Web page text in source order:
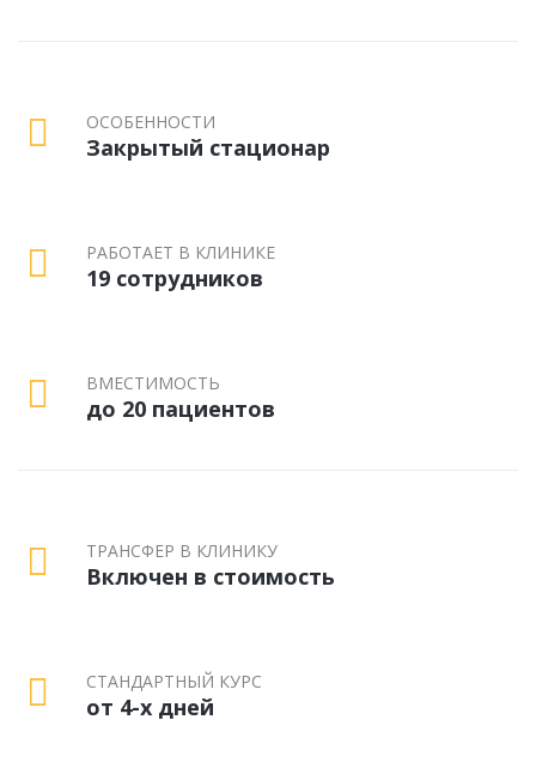
ОСОБЕННОСТИ
Закрытый стационар
РАБОТАЕТ В КЛИНИКЕ
19 сотрудников
ВМЕСТИМОСТЬ
до 20 пациентов
ТРАНСФЕР В КЛИНИКУ
Включен в стоимость
СТАНДАРТНЫЙ КУРС
от 4-х дней